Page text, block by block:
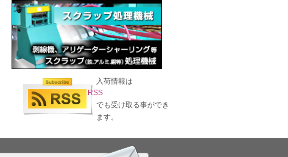
入荷情報は
RSS
でも受け取る事ができ
ます。